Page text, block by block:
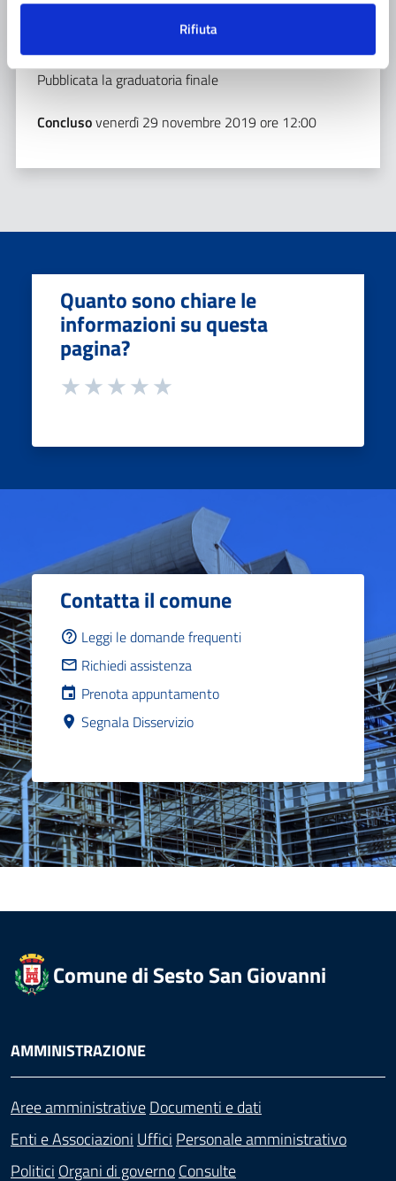
Rifiuta
in strutture quali membri aggregati.
Pubblicata la graduatoria finale
Conclusovenerdì 29 novembre 2019 ore 12:00
Quanto sono chiare le
informazioni su questa
pagina?
Contatta il comune
Leggi le domande frequenti
Richiedi assistenza
Prenota appuntamento
Segnala Disservizio
Comune di Sesto San Giovanni
AMMINISTRAZIONE
Aree amministrativeDocumenti e dati
Enti e Associazioni Uffici Personale amministrativo
Politici Organi di governoConsulte